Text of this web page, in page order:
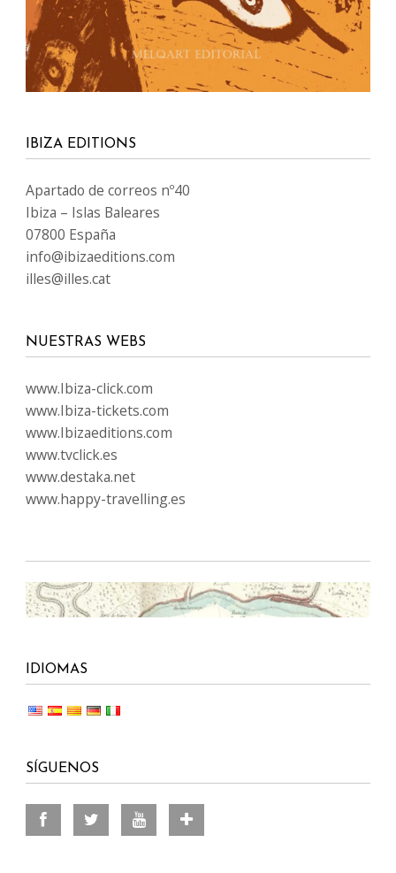
IBIZA EDITIONS
Apartado de correos nº40
Ibiza – Islas Baleares
07800 España
info@ibizaeditions.com
illes@illes.cat
NUESTRAS WEBS
www.Ibiza-click.com
www.Ibiza-tickets.com
www.Ibizaeditions.com
www.tvclick.es
www.destaka.net
www.happy-travelling.es
IDIOMAS
SÍGUENOS